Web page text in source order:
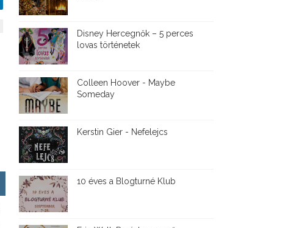
Disney ​Hercegnők – 5 perces
lovas történetek
Colleen Hoover - Maybe
Someday
Kerstin Gier - Nefelejcs
10 éves a Blogturné Klub